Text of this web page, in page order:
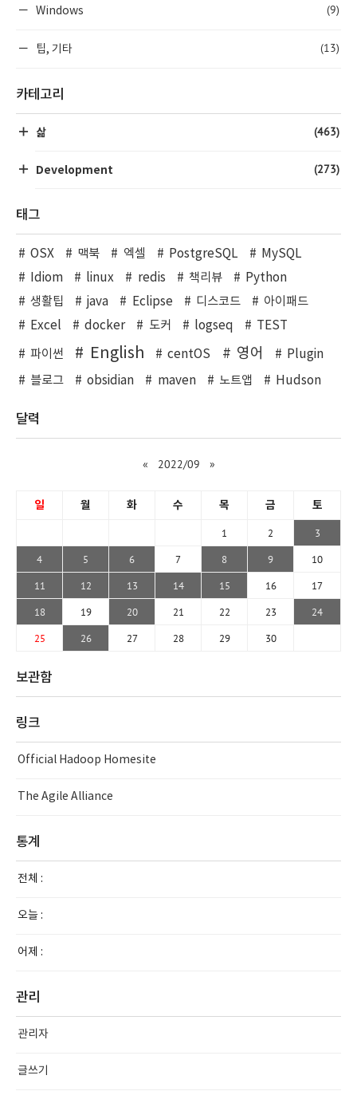
Windows (9)
팁, 기타 (13)
카테고리
삶 (463)
Development (273)
태그
OSX 맥북 엑셀 PostgreSQL
MySQL
Idiom
linux redis 책리뷰
Python
생활팁
java Eclipse 디스코드
아이패드
Excel
docker 도커 logseq TEST
파이썬 English centOS 영어
Plugin
블로그
obsidian maven 노트앱 Hudson
달력
« 2022/09 »
일 월 화 수 목 금 토
1 2 3
4 5 6 7 8 9 10
11 12 13 14 15 16 17
18 19 20 21 22 23 24
25 26 27 28 29 30
보관함
링크
Official Hadoop Homesite
The Agile Alliance
통계
전체 :
오늘 :
어제 :
관리
관리자
글쓰기